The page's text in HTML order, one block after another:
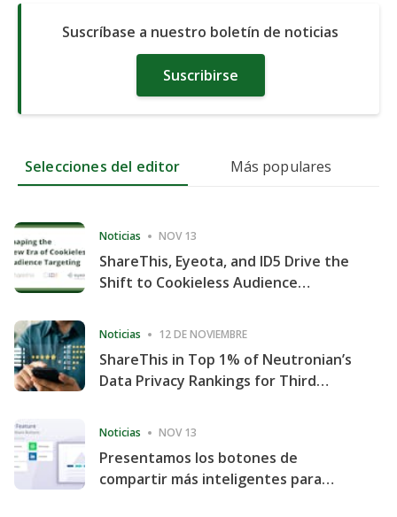
Suscríbase a nuestro boletín de noticias
Suscribirse
Selecciones del editor Más populares
Noticias NOV 13
ShareThis, Eyeota, and ID5 Drive the
Shift to Cookieless Audience
Noticias 12 DE NOVIEMBRE
ShareThis in Top 1% of Neutronian’s
Data Privacy Rankings for Third
Noticias NOV 13
Presentamos los botones de
compartir más inteligentes para